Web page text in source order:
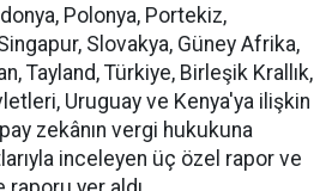
Polonya, Portekiz,
Slovakya, Güney Afrika,
Tayland, Türkiye, Birleşik Krallık,
Uruguay ve Kenya'ya ilişkin
zekânın vergi hukukuna
inceleyen üç özel rapor ve